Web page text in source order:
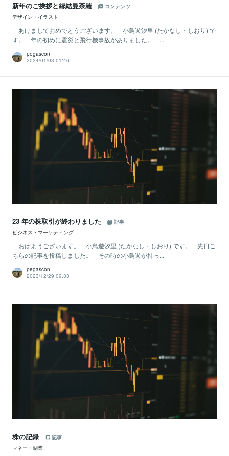
新年のご挨拶と縁結曼荼羅
コンテンツ
デザイン・イラスト
あけましておめでとうございます。 小鳥遊汐里 (たかなし・しおり) で
す。 年の初めに震災と飛行機事故がありました。 ...
pegascon
2024/01/03 01:46
23 年の株取引が終わりました
記事
ビジネス・マーケティング
おはようございます。 小鳥遊汐里 (たかなし・しおり) です。 先日こ
ちらの記事を投稿しました。 その時の小鳥遊が持っ...
pegascon
2023/12/29 09:33
株の記録
記事
マネー・副業